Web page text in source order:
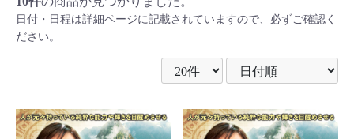
日付・日程は詳細ページに記載されていますので、必ずご確認く
ださい。